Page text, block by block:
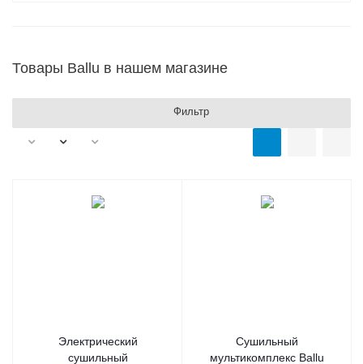
Товары Ballu в нашем магазине
Фильтр
Электрический
сушильный
Сушильный
мультикомплекс Ballu